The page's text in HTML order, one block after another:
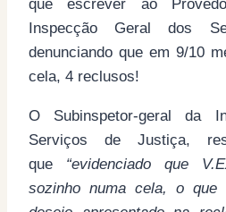
que escrever ao
Inspecção Geral dos
denunciando que em 9/10
cela, 4 reclusos!
O Subinspetor-geral da
Serviços de Justiça,
que “evidenciado que
sozinho numa cela, o que